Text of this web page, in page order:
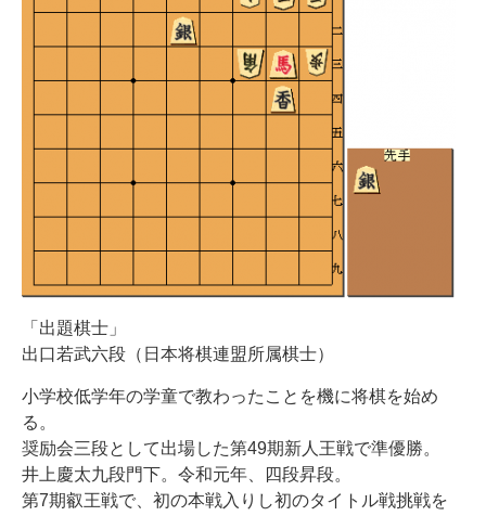
「出題棋士」
出口若武六段（日本将棋連盟所属棋士）
小学校低学年の学童で教わったことを機に将棋を始め
る。
奨励会三段として出場した第49期新人王戦で準優勝。
井上慶太九段門下。令和元年、四段昇段。
第7期叡王戦で、初の本戦入りし初のタイトル戦挑戦を